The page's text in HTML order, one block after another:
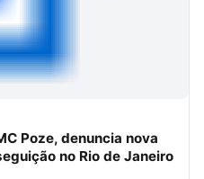
Poze, denuncia nova
no Rio de Janeiro